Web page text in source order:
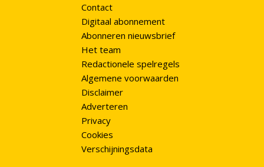
Contact
Digitaal abonnement
Abonneren nieuwsbrief
Het team
Redactionele spelregels
Algemene voorwaarden
Disclaimer
Adverteren
Privacy
Cookies
Verschijningsdata